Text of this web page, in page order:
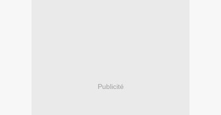
Publicité